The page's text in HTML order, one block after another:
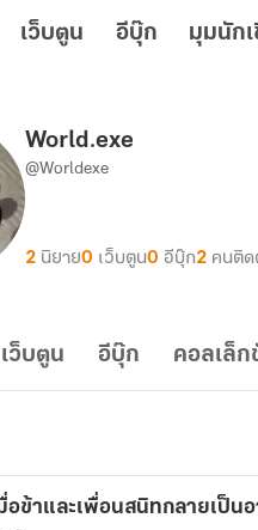
เว็บตูน อีบุ๊ก มุมนัก
World.exe
@Worldexe
2 นิยาย0 เว็บตูน0 อีบุ๊ก2 คนติด
เว็บตูน อีบุ๊ก คอลเล็ก
อข้าและเพื่อนสนิทกลายเป็น